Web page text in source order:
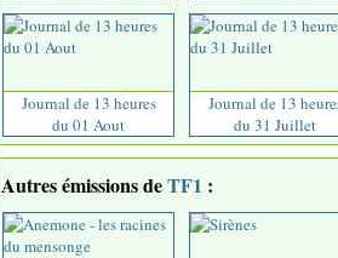
Journal de 13 heures
du 01 Aout
Journal de 13
du 31 Juillet
Autres émissions deTF1 :